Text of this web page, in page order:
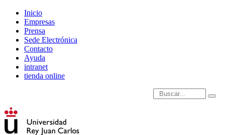
Inicio
Empresas
Prensa
Sede Electrónica
Contacto
Ayuda
intranet
tienda online
Introduce términos de